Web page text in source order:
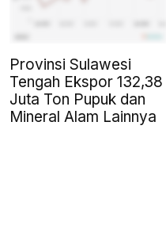
Provinsi Sulawesi
Tengah Ekspor 132,38
Juta Ton Pupuk dan
Mineral Alam Lainnya